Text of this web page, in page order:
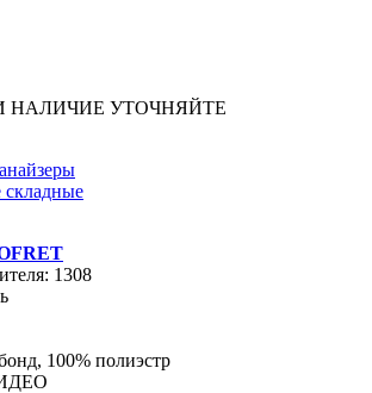
НАЛИЧИЕ УТОЧНЯЙТЕ
складные
1308
100% полиэстр